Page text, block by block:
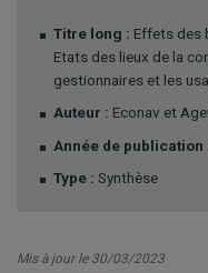
Titre long : Effets des
Etats des lieux de la
gestionnaires et les
Auteur : Econav et
Année de publication
Type :Synthèse
Mis à jour le 30/03/2023